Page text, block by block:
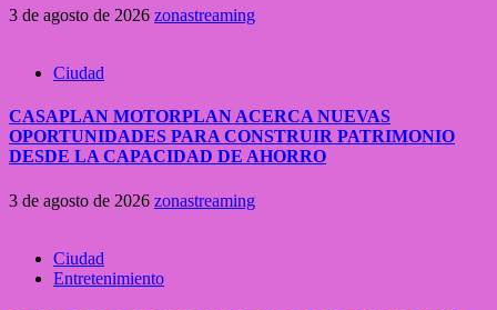
3 de agosto de 2026 zonastreaming
Ciudad
CASAPLAN MOTORPLAN ACERCA NUEVAS
OPORTUNIDADES PARA CONSTRUIR PATRIMONIO
DESDE LA CAPACIDAD DE AHORRO
3 de agosto de 2026 zonastreaming
Ciudad
Entretenimiento